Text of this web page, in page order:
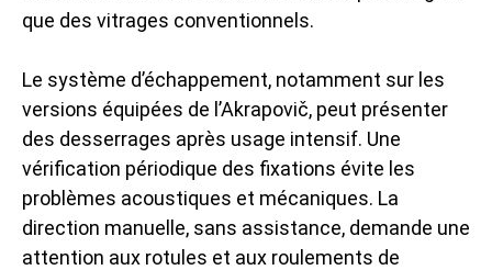
que des vitrages conventionnels.
Le système d’échappement, notamment sur les
versions équipées de l’Akrapovič, peut présenter
des desserrages après usage intensif. Une
vérification périodique des fixations évite les
problèmes acoustiques et mécaniques. La
direction manuelle, sans assistance, demande une
attention aux rotules et aux roulements de